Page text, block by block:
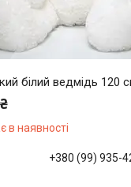
білий ведмідь 120
в наявності
+380 (99) 935-